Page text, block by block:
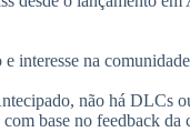
interesse na
não há DLCs
base no feedback da